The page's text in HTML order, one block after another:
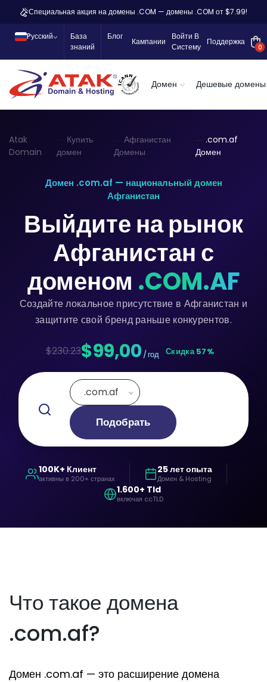
Специальная акция на домены .COM — домены .COM от $7.99!
Pусский
База
знаний
Блог
Кампании
Войти В
Систему
Поддержка
0
Домен Дешевые домены
Atak
Domain
Купить
домен
Афганистан
Домены
.com.af
Домен
Домен .com.af — национальный домен
Афганистан
Выйдите на рынок
Афганистан с
доменом .COM.AF
Создайте локальное присутствие в Афганистан и
защитите свой бренд раньше конкурентов.
$230.23$99,00 / год Скидка 57%
.com.af
Подобрать
100K+ Клиент
активны в 200+ странах
25 лет опыта
Домен & Hosting
1.600+ Tld
включая ccTLD
Что такое домена
.com.af?
Домен .com.af — это расширение домена